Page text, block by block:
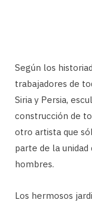
Según los
trabajadores de
Siria y Persia,
construcción de
otro artista que
parte de la
hombres.
Los hermosos